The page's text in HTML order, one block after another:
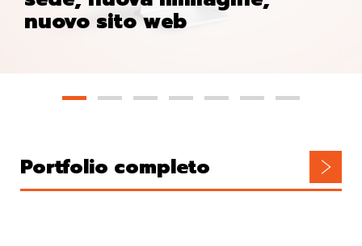
nuovo sito web
Portfolio completo